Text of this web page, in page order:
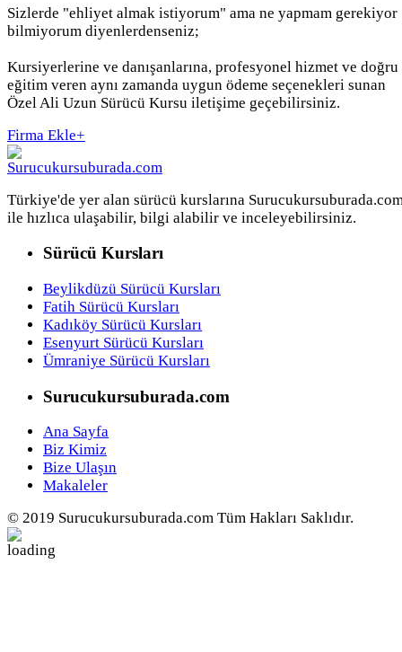
Sizlerde "ehliyet almak istiyorum" ama ne yapmam gerekiyor
bilmiyorum diyenlerdenseniz;
Kursiyerlerine ve danışanlarına, profesyonel hizmet ve doğru
eğitim veren aynı zamanda uygun ödeme seçenekleri sunan
Özel Ali Uzun Sürücü Kursu iletişime geçebilirsiniz.
Firma Ekle+
Türkiye'de yer alan sürücü kurslarına
ile hızlıca ulaşabilir, bilgi alabilir ve inceleyebilirsiniz.
Sürücü Kursları
Beylikdüzü Sürücü Kursları
Fatih Sürücü Kursları
Kadıköy Sürücü Kursları
Esenyurt Sürücü Kursları
Ümraniye Sürücü Kursları
Surucukursuburada.com
Ana Sayfa
Biz Kimiz
Bize Ulaşın
Makaleler
© 2019 Surucukursuburada.com Tüm Hakları Saklıdır.